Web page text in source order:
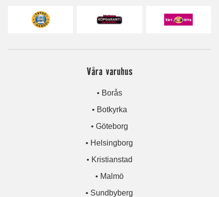
Våra varuhus
• Borås
• Botkyrka
• Göteborg
• Helsingborg
• Kristianstad
• Malmö
• Sundbyberg